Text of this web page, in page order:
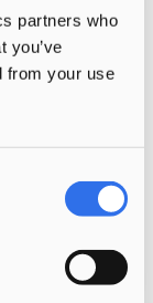
partners who
you’ve
from your use